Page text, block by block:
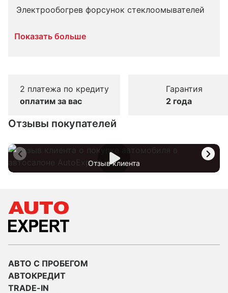
Электрообогрев форсунок стеклоомывателей
Показать больше
2 платежа по кредиту
оплатим за вас
Гарантия
2 года
Отзывы покупателей
Отзыв клиента
АВТО С ПРОБЕГОМ
АВТОКРЕДИТ
TRADE-IN